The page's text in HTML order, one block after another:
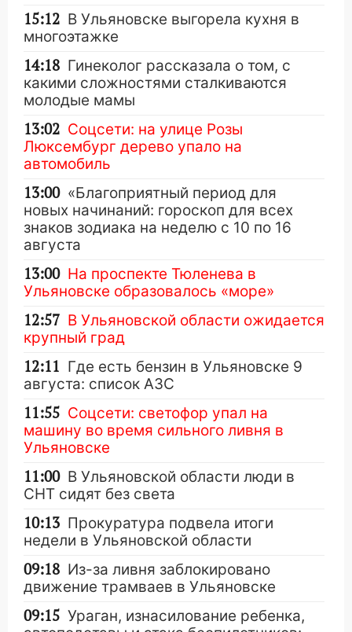
15:12 В Ульяновске выгорела кухня в
многоэтажке
14:18 Гинеколог рассказала о том, с
какими сложностями сталкиваются
молодые мамы
13:02 Соцсети: на улице Розы
Люксембург дерево упало на
автомобиль
13:00 «Благоприятный период для
новых начинаний: гороскоп для всех
знаков зодиака на неделю с 10 по 16
августа
13:00 На проспекте Тюленева в
Ульяновске образовалось «море»
12:57 В Ульяновской области ожидается
крупный град
12:11 Где есть бензин в Ульяновске 9
августа: список АЗС
11:55 Соцсети: светофор упал на
машину во время сильного ливня в
Ульяновске
11:00 В Ульяновской области люди в
СНТ сидят без света
10:13 Прокуратура подвела итоги
недели в Ульяновской области
09:18 Из-за ливня заблокировано
движение трамваев в Ульяновске
09:15 Ураган, изнасилование ребенка,